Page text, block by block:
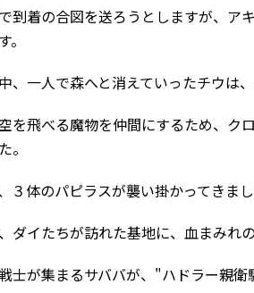
到着の合図を送ろうとしますが、ア
。
、一人で森へと消えていったチウは
を飛べる魔物を仲間にするため、ク
。
３体のパピラスが襲い掛かってきまし
ダイたちが訪れた基地に、血まみれ
士が集まるサババが、"ハドラー親衛